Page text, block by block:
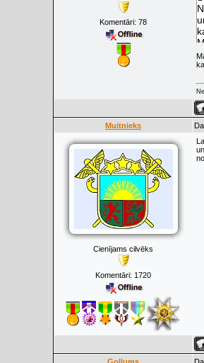
Komentāri: 78
Muitnieks
Cienījams cilvēks
Komentāri: 1720